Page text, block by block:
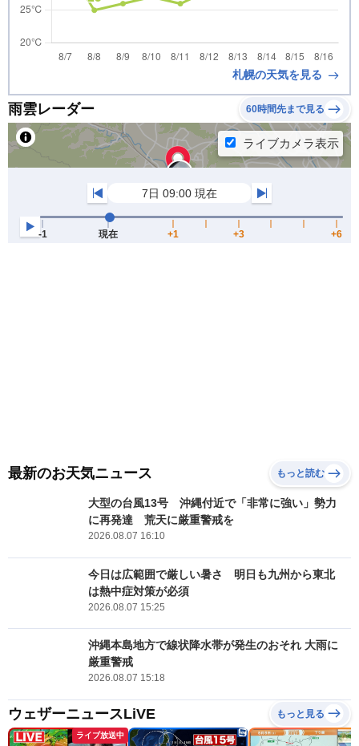
札幌の天気を見る
雨雲レーダー 60時間先まで見る
最新のお天気ニュース もっと読む
大型の台風13号 沖縄付近で「非常に強い」勢力
に再発達 荒天に厳重警戒を
2026.08.07 16:10
今日は広範囲で厳しい暑さ 明日も九州から東北
は熱中症対策が必須
2026.08.07 15:25
沖縄本島地方で線状降水帯が発生のおそれ 大雨に
厳重警戒
2026.08.07 15:18
ウェザーニュースLiVE もっと見る
ライブ放送中